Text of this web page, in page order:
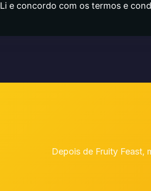
Li e concordo com os termos e
Depois de Fruity Feast,